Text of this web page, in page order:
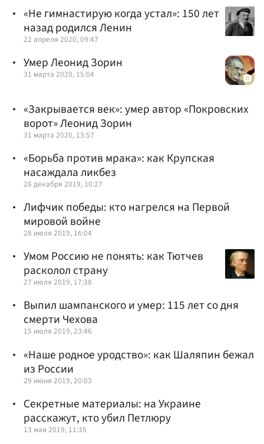
«Не гимнастирую когда устал»: 150 лет
назад родился Ленин
22 апреля 2020, 09:47
Умер Леонид Зорин
31 марта 2020, 15:04
«Закрывается век»: умер автор «Покровских
ворот» Леонид Зорин
31 марта 2020, 13:57
«Борьба против мрака»: как Крупская
насаждала ликбез
26 декабря 2019, 10:27
Лифчик победы: кто нагрелся на Первой
мировой войне
28 июля 2019, 16:04
Умом Россию не понять: как Тютчев
расколол страну
27 июля 2019, 17:38
Выпил шампанского и умер: 115 лет со дня
смерти Чехова
15 июля 2019, 23:46
«Наше родное уродство»: как Шаляпин бежал
из России
29 июня 2019, 20:03
Секретные материалы: на Украине
расскажут, кто убил Петлюру
13 мая 2019, 11:35